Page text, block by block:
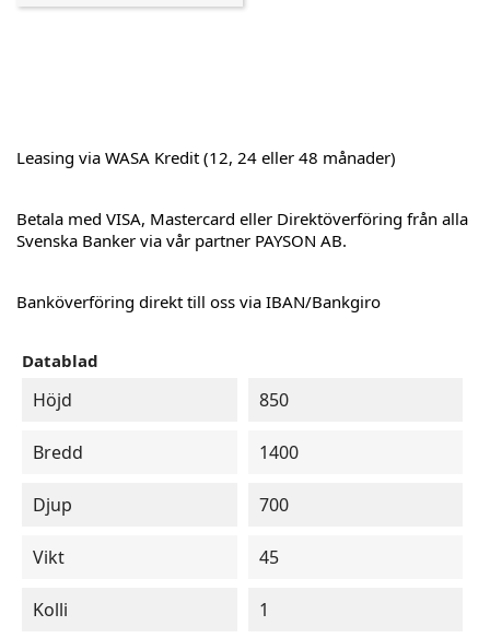
Leasing via WASA Kredit (12, 24 eller 48 månader)
Betala med VISA, Mastercard eller Direktöverföring från alla
Svenska Banker via vår partner PAYSON AB.
Banköverföring direkt till oss via IBAN/Bankgiro
Datablad
Höjd 850
Bredd 1400
Djup 700
Vikt 45
Kolli 1